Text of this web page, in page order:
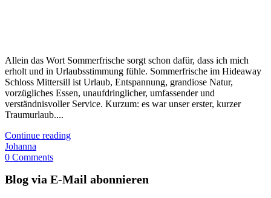
Allein das Wort Sommerfrische sorgt schon dafür, dass ich mich
erholt und in Urlaubsstimmung fühle. Sommerfrische im Hideaway
Schloss Mittersill ist Urlaub, Entspannung, grandiose Natur,
vorzügliches Essen, unaufdringlicher, umfassender und
verständnisvoller Service. Kurzum: es war unser erster, kurzer
Traumurlaub....
Continue reading
Johanna
0 Comments
Blog via E-Mail abonnieren